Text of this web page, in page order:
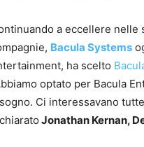
a eccellere
Bacula Systems
ha scelto
optato per Bacula
Ci interessavano
Jonathan Kernan,